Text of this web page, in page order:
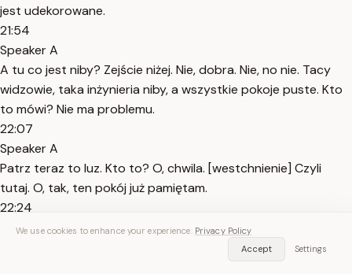
jest udekorowane.
21:54
Speaker A
A tu co jest niby? Zejście niżej. Nie, dobra. Nie, no nie. Tacy
widzowie, taka inżynieria niby, a wszystkie pokoje puste. Kto
to mówi? Nie ma problemu.
22:07
Speaker A
Patrz teraz to luz. Kto to? O, chwila. [westchnienie] Czyli
tutaj. O, tak, ten pokój już pamiętam.
22:24
Speaker A
Dobra, widzowie, tutaj trzeba po prostu zrobić tak zwaną
pułapkę. Senpie spider. Ta, to są ci złodzieje.
We use cookies to enhance your experience. Privacy Policy
Accept
Settings